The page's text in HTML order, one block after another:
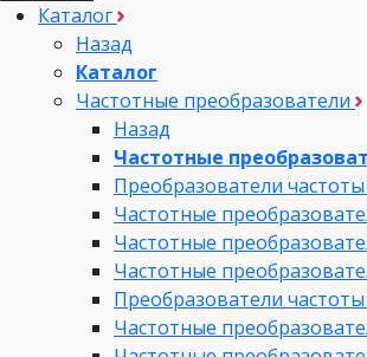
Каталог
Назад
Каталог
Частотные преобразователи
Назад
Частотные
Преобразователи частоты
Частотные
Частотные
Частотные
Преобразователи
Частотные